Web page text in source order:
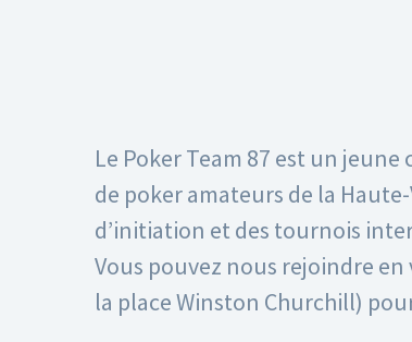
Le Poker Team 87 est un
de poker amateurs de la
d’initiation et des tournois
Vous pouvez nous rejoindre en
la place Winston Churchill)